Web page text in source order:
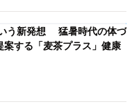
う新発想 猛暑時代の体づ
する「麦茶プラス」健康